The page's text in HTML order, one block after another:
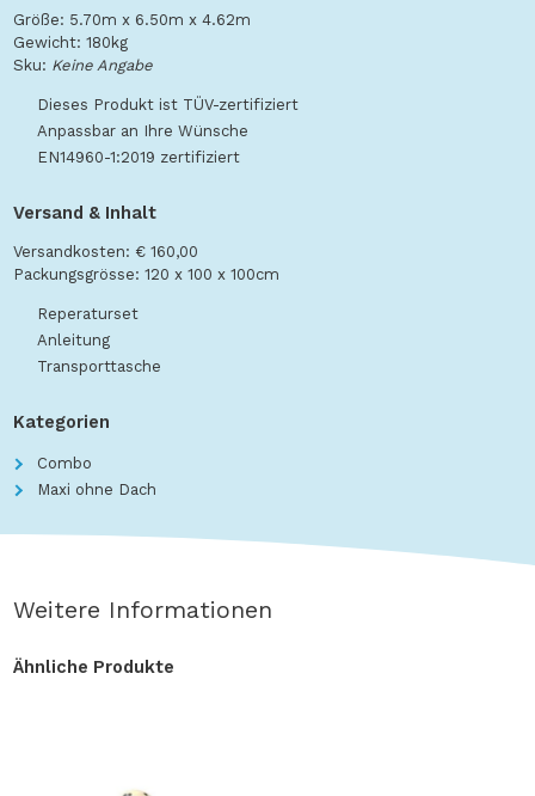
Größe: 5.70m x 6.50m x 4.62m
Gewicht: 180kg
Sku: Keine Angabe
Dieses Produkt ist TÜV-zertifiziert
Anpassbar an Ihre Wünsche
EN14960-1:2019 zertifiziert
Versand & Inhalt
Versandkosten: € 160,00
Packungsgrösse: 120 x 100 x 100cm
Reperaturset
Anleitung
Transporttasche
Kategorien
Combo
Maxi ohne Dach
Weitere Informationen
Ähnliche Produkte